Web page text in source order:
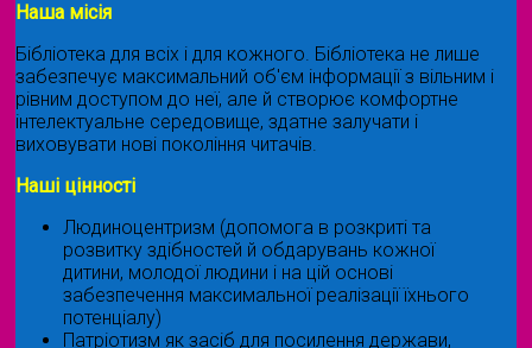
Наша місія
Бібліотека для всіх і для кожного. Бібліотека не лише
забезпечує максимальний об'єм інформації з вільним і
рівним доступом до неї, але й створює комфортне
інтелектуальне середовище, здатне залучати і
виховувати нові покоління читачів.
Наші цінності
Людиноцентризм (допомога в розкриті та
розвитку здібностей й обдарувань кожної
дитини, молодої людини і на цій основі
забезпечення максимальної реалізації їхнього
потенціалу)
Патріотизм як засіб для посилення держави,